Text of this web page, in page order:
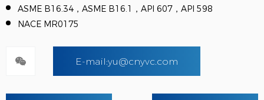
ASME B16.34，ASME B16.1，API 607，API 598
NACE MR0175
E-mail:yu@cnyvc.com